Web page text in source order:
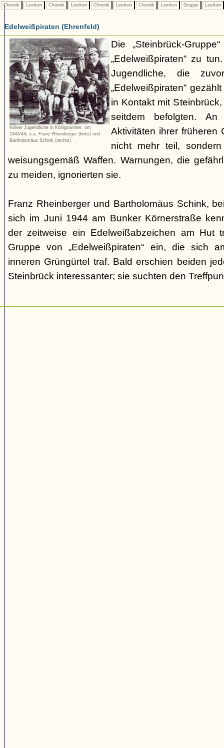
Chronik Lexikon Chronik Lexikon Chronik Lexikon Chronik Lexikon Gruppe Lexikon
Edelweißpiraten (Ehrenfeld)
Kölner Jugendliche in Königswinter, um
1943/44; u.a. Franz Rheinberger (links) und
Bartholomäus Schink (rechts)
Die „Steinbrück-
„Edelweißpiraten“ zu
Jugendliche, die
„Edelweißpiraten“
in Kontakt mit
seitdem befolgten.
Aktivitäten ihrer früheren
nicht mehr teil,
weisungsgemäß Waffen. Warnungen, die
zu meiden, ignorierten sie.
Franz Rheinberger und Bartholomäus Schink,
sich im Juni 1944 am Bunker Körnerstraße
der zeitweise ein Edelweißabzeichen am Hut
Gruppe von „Edelweißpiraten“ ein, die sich
inneren Grüngürtel traf. Bald erschien beiden
Steinbrück interessanter; sie suchten den